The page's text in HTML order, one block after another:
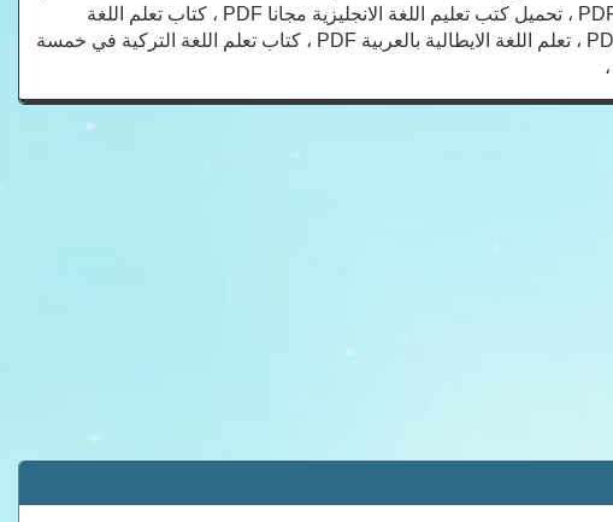
تعلم اللغة التركية باللغة العربي ، تحميل كتب تعليم اللغة الالمانية للمبتدئين PDF ، تحميل كتب تعليم اللغة الانجليزية مجانا PDF ، كتاب تعلم اللغة
الفرنسية والشرح أيضا باللغة العربية ، كتاب تعلم اللغة التركية بدون معلم PDF ، تعلم اللغة الايطالية بالعربية PDF ، كتاب تعلم اللغة التركية في خمسة